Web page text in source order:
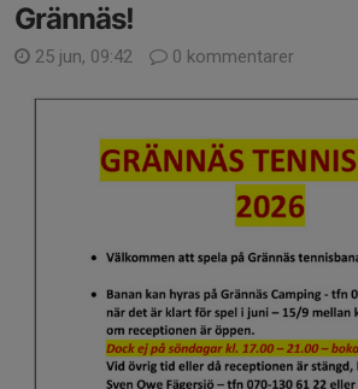
Grännäs!
25 jun, 09:42 0 kommentarer